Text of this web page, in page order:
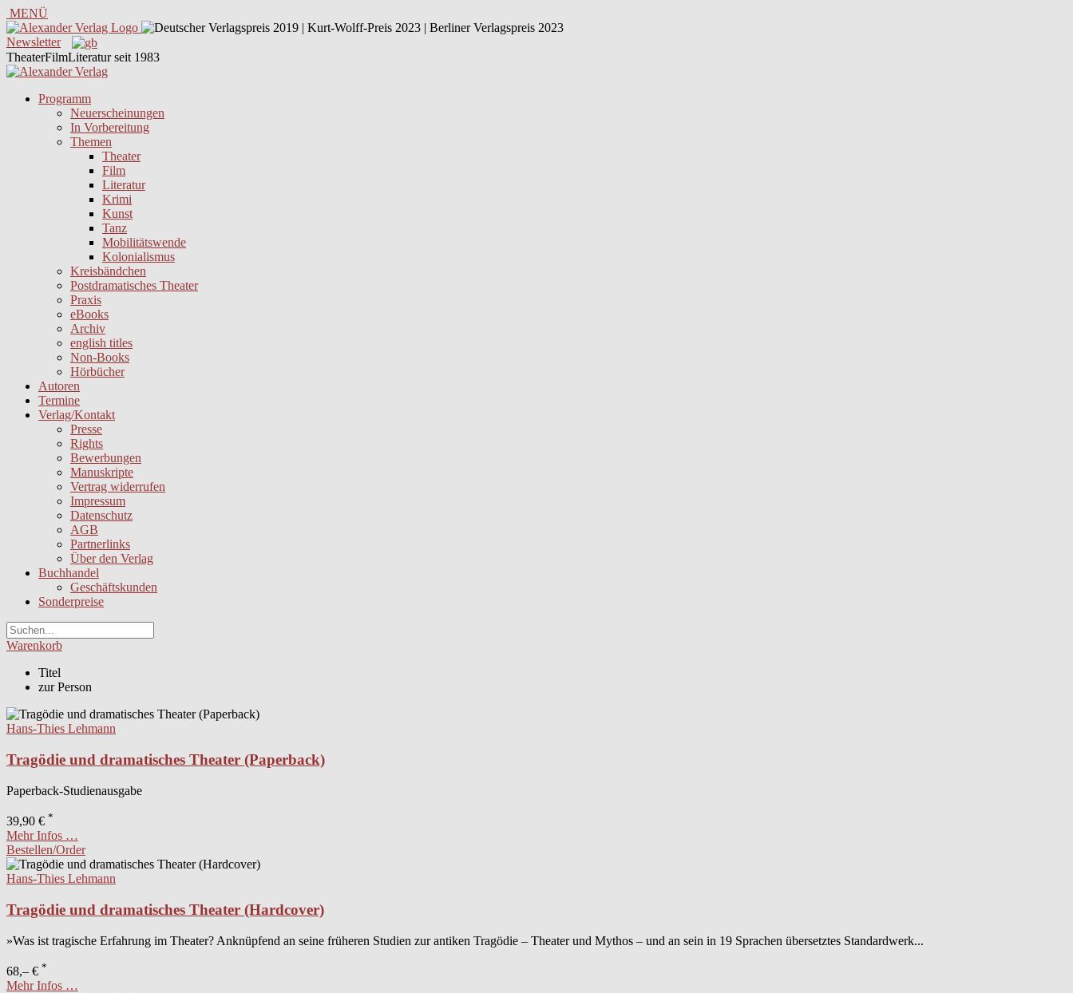
MENÜ
Newsletter
TheaterFilmLiteratur seit 1983
Programm
Neuerscheinungen
In Vorbereitung
Themen
Theater
Film
Literatur
Krimi
Kunst
Tanz
Mobilitätswende
Kolonialismus
Kreisbändchen
Postdramatisches Theater
Praxis
eBooks
Archiv
english titles
Non-Books
Hörbücher
Autoren
Termine
Verlag/Kontakt
Presse
Rights
Bewerbungen
Manuskripte
Vertrag widerrufen
Impressum
Datenschutz
AGB
Partnerlinks
Über den Verlag
Buchhandel
Geschäftskunden
Sonderpreise
Warenkorb
Titel
zur Person
Hans-Thies Lehmann
Tragödie und dramatisches Theater (Paperback)
Paperback-Studienausgabe
39,90 € *
Mehr Infos …
Bestellen/Order
Hans-Thies Lehmann
Tragödie und dramatisches Theater (Hardcover)
»Was ist tragische Erfahrung im Theater? Anknüpfend an seine früheren Studien zur antiken Tragödie – Theater und Mythos – und an sein in 19 Sprachen übersetztes Standardwerk...
68,– € *
Mehr Infos …